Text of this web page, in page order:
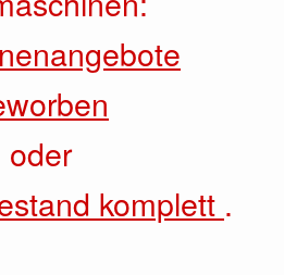
oder
komplett .